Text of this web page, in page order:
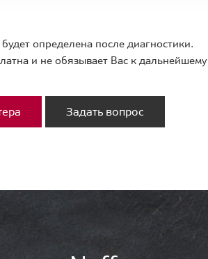
определена после диагностики.
и не обязывает Вас к дальнейшему
Задать вопрос